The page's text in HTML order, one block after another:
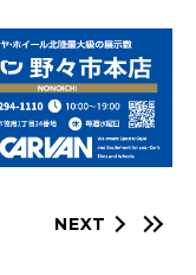
NEXT